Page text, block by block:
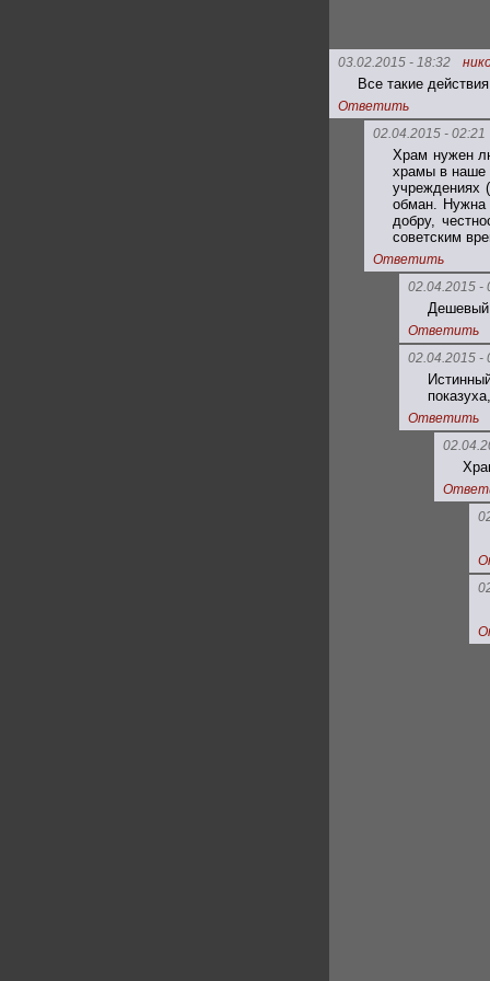
03.02.2015 - 18:32
Все такие
Ответить
02.04.2015 - 02:21
Храм нужен
храмы в наше
учреждениях
обман. Нужна
добру,
советским
Ответить
02.04.2015 -
Дешевый
Ответить
02.04.2015 -
Ответить